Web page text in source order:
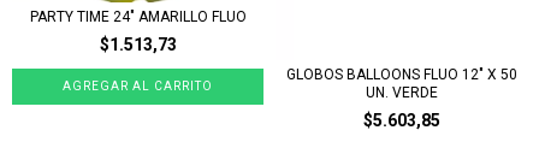
PARTY TIME 24" AMARILLO FLUO
$1.513,73
GLOBOS BALLOONS FLUO 12" X 50
UN. VERDE
$5.603,85